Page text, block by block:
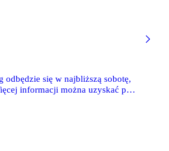
się w najbliższą sobotę,
informacji można uzyskać pod